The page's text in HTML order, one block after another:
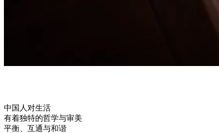
中国人对生活
有着独特的哲学与审美
平衡、互通与和谐